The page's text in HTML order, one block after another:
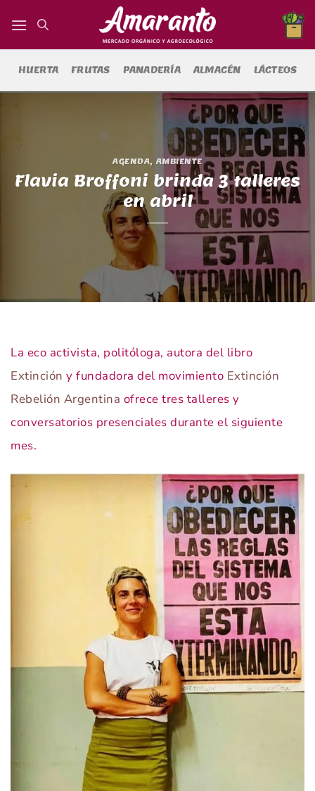
HUERTA FRUTAS PANADERÍA ALMACÉN LÁCTEOS
AGENDA, AMBIENTE
Flavia Broffoni brinda 3 talleres
en abril
La eco activista, politóloga, autora del libro
Extinción y fundadora del movimiento Extinción
Rebelión Argentina ofrece tres talleres y
conversatorios presenciales durante el siguiente
mes.